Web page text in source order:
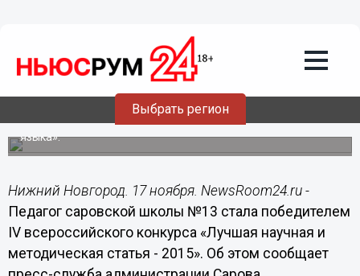
Выбрать регион
победителем IV всероссийского
конкурса «Лучшая научная и
методическая статья - 2015»
Тема победной публикации: «Социокультурный аспект в
обучении диалогической речи на уроках английского
языка».
Нижний Новгород. 17 ноября. NewsRoom24.ru -
Педагог саровской школы №13 стала победителем
IV всероссийского конкурса «Лучшая научная и
методическая статья - 2015». Об этом сообщает